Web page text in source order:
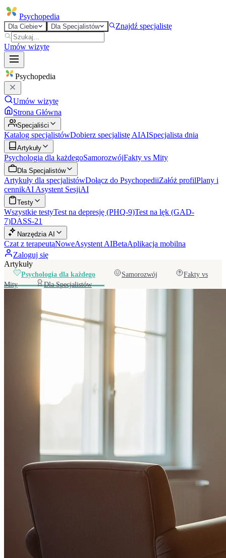
Psychopedia
Dla Ciebie Dla Specjalistów Znajdź specjalistę
Umów wizytę
Psychopedia
Umów wizytę
Strona Główna
Specjaliści
Katalog specjalistówDobierz specjalistę AIAISpecjalista dnia
Artykuły
Psychologia dla każdegoSamorozwójFakty vs Mity
Dla Specjalistów
Artykuły dla specjalistówDołącz do PsychopediiZałóż profilPlany i
cennikAI Asystent SesjiAI
Testy
Wszystkie testyTest na depresję (PHQ-9)Test na lęk (GAD-
7)DASS-21
Narzędzia AI
Czat z terapeutąNoweAsystent AIBetaAplikacja mobilna
Zaloguj się
Artykuły
Psychologia dla każdego Samorozwój
Fakty vs
Mity
Dla Specjalistów